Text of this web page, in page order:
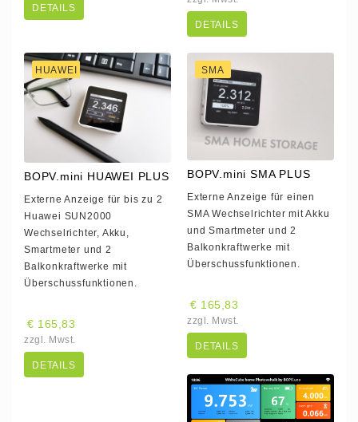
DETAILS
DETAILS
HUAWEI
BOPV.mini HUAWEI PLUS
Externe Anzeige für bis zu 2
Huawei SUN2000
Wechselrichter, Akku,
Smartmeter und 2
Balkonkraftwerke mit
Überschussfunktionen.
€ 165,83
zzgl. Mwst.
DETAILS
SMA
BOPV.mini SMA PLUS
Externe Anzeige für einen
SMA Wechselrichter mit Akku
und Smartmeter und 2
Balkonkraftwerke mit
Überschussfunktionen.
€ 165,83
zzgl. Mwst.
DETAILS